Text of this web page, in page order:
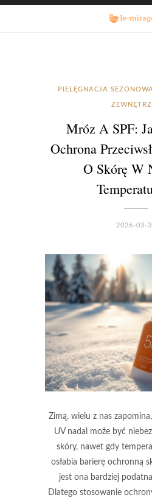
PIELĘGNACJA
Mróz A SPF:
Ochrona
O Skórę W
2026-03-
Zimą, wielu z nas
UV nadal może być
skóry, nawet gdy
osłabia barierę ochronną
jest ona bardziej
Dlatego stosowanie